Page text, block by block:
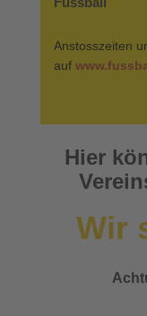
Anstosszeiten
auf
Hier
Wir